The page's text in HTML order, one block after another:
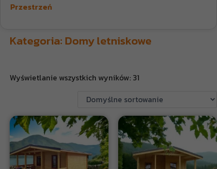
Przestrzeń
Kategoria: Domy letniskowe
Wyświetlanie wszystkich wyników: 31